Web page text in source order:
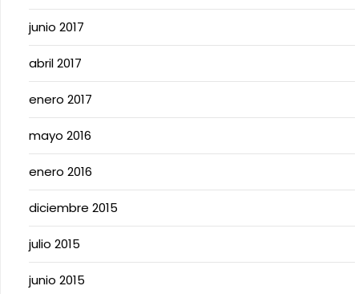
junio 2017
abril 2017
enero 2017
mayo 2016
enero 2016
diciembre 2015
julio 2015
junio 2015